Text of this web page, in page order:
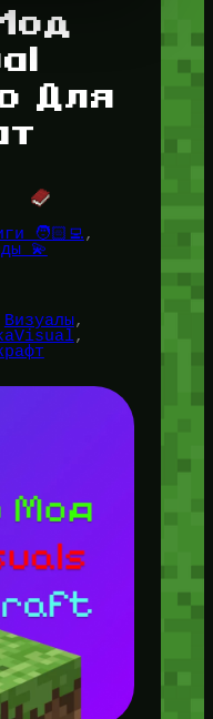
Для
🧑🏻‍💻
💫
Визуалы